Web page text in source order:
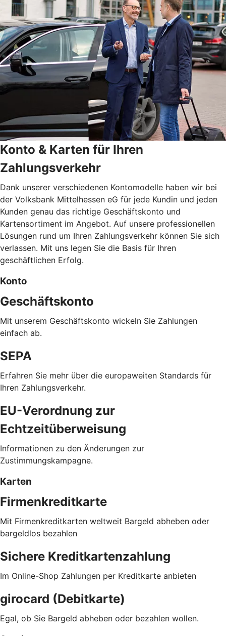
Konto & Karten für Ihren
Zahlungsverkehr
Dank unserer verschiedenen Kontomodelle haben wir bei
der Volksbank Mittelhessen eG für jede Kundin und jeden
Kunden genau das richtige Geschäftskonto und
Kartensortiment im Angebot. Auf unsere professionellen
Lösungen rund um Ihren Zahlungsverkehr können Sie sich
verlassen. Mit uns legen Sie die Basis für Ihren
geschäftlichen Erfolg.
Konto
Geschäftskonto
Mit unserem Geschäftskonto wickeln Sie Zahlungen
einfach ab.
SEPA
Erfahren Sie mehr über die europaweiten Standards für
Ihren Zahlungsverkehr.
EU-Verordnung zur
Echtzeitüberweisung
Informationen zu den Änderungen zur
Zustimmungskampagne.
Karten
Firmenkreditkarte
Mit Firmenkreditkarten weltweit Bargeld abheben oder
bargeldlos bezahlen
Sichere Kreditkartenzahlung
Im Online-Shop Zahlungen per Kreditkarte anbieten
girocard (Debitkarte)
Egal, ob Sie Bargeld abheben oder bezahlen wollen.